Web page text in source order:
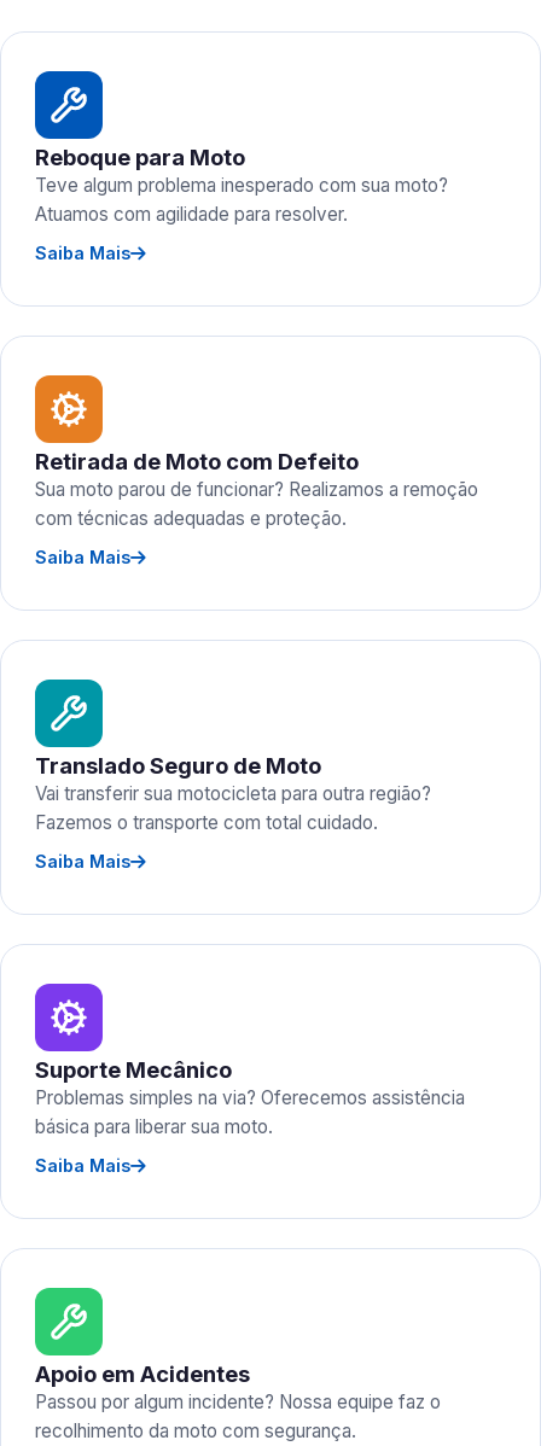
Reboque para Moto
Teve algum problema inesperado com sua moto?
Atuamos com agilidade para resolver.
Saiba Mais
Retirada de Moto com Defeito
Sua moto parou de funcionar? Realizamos a remoção
com técnicas adequadas e proteção.
Saiba Mais
Translado Seguro de Moto
Vai transferir sua motocicleta para outra região?
Fazemos o transporte com total cuidado.
Saiba Mais
Suporte Mecânico
Problemas simples na via? Oferecemos assistência
básica para liberar sua moto.
Saiba Mais
Apoio em Acidentes
Passou por algum incidente? Nossa equipe faz o
recolhimento da moto com segurança.